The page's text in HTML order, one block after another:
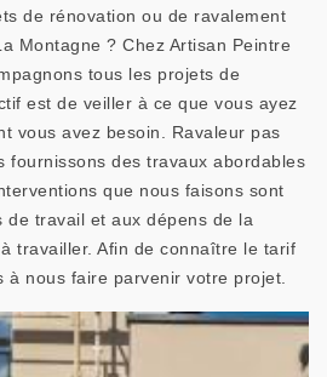
de rénovation ou de ravalement
Montagne ? Chez Artisan Peintre
tous les projets de
est de veiller à ce que vous ayez
vous avez besoin. Ravaleur pas
fournissons des travaux abordables
que nous faisons sont
de travail et aux dépens de la
travailler. Afin de connaître le tarif
à nous faire parvenir votre projet.